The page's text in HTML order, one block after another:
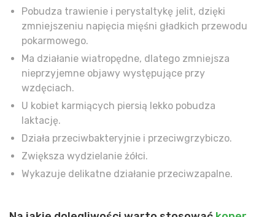
Pobudza trawienie i perystaltykę jelit, dzięki
zmniejszeniu napięcia mięśni gładkich przewodu
pokarmowego.
Ma działanie wiatropędne, dlatego zmniejsza
nieprzyjemne objawy występujące przy
wzdęciach.
U kobiet karmiących piersią lekko pobudza
laktację.
Działa przeciwbakteryjnie i przeciwgrzybiczo.
Zwiększa wydzielanie żółci.
Wykazuje delikatne działanie przeciwzapalne.